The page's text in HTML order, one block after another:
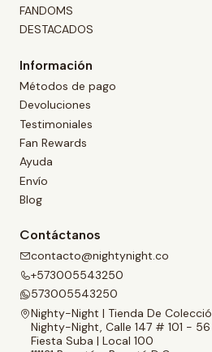
FANDOMS
DESTACADOS
Información
Métodos de pago
Devoluciones
Testimoniales
Fan Rewards
Ayuda
Envío
Blog
Contáctanos
contacto@nightynight.co
+573005543250
573005543250
Nighty-Night | Tienda De
Nighty-Night, Calle 147 # 101 -
Fiesta Suba | Local 100